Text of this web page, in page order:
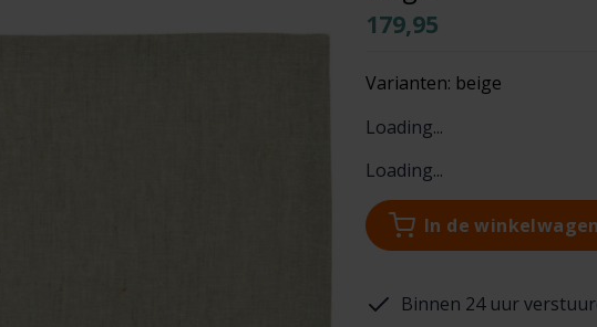
179,95
Varianten: beige
Loading...
Loading...
In de winkelwagen
Binnen 24 uur